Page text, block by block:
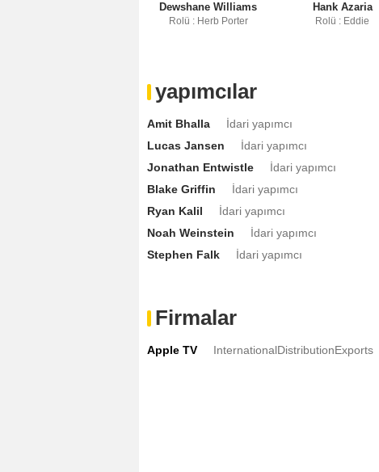
Dewshane Williams
Rolü : Herb Porter
Hank Azaria
Rolü : Eddie
yapımcılar
Amit Bhalla
İdari yapımcı
Lucas Jansen
İdari yapımcı
Jonathan Entwistle
İdari yapımcı
Blake Griffin
İdari yapımcı
Ryan Kalil
İdari yapımcı
Noah Weinstein
İdari yapımcı
Stephen Falk
İdari yapımcı
Firmalar
Apple TV InternationalDistributionExports